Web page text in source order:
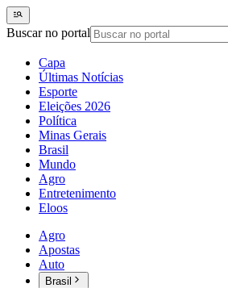
Buscar no portal
Capa
Últimas Notícias
Esporte
Eleições 2026
Política
Minas Gerais
Brasil
Mundo
Agro
Entretenimento
Eloos
Agro
Apostas
Auto
Brasil